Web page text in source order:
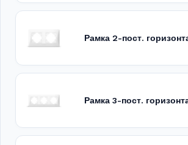
Рамка 2-пост.
Рамка 3-пост.